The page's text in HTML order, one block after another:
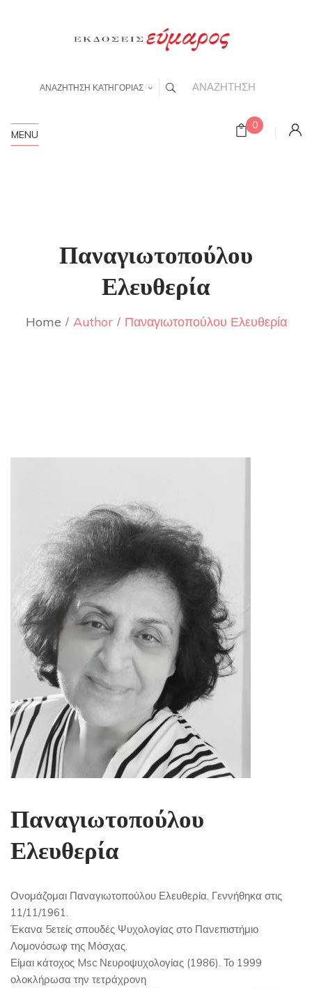
ΑΝΑΖΗΤΗΣΗ ΚΑΤΗΓΟΡΙΑΣ
0
MENU
Παναγιωτοπούλου
Ελευθερία
Home Author Παναγιωτοπούλου Ελευθερία
Παναγιωτοπούλου
Ελευθερία
Ονομάζομαι Παναγιωτοπούλου Ελευθερία. Γεννήθηκα στις
11/11/1961.
Έκανα 5ετείς σπουδές Ψυχολογίας στο Πανεπιστήμιο
Λομονόσωφ της Μόσχας.
Είμαι κάτοχος Msc Νευροψυχολογίας (1986). Το 1999
ολοκλήρωσα την τετράχρονη